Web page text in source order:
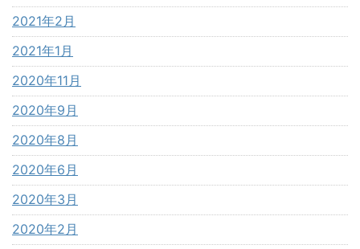
2021年2月
2021年1月
2020年11月
2020年9月
2020年8月
2020年6月
2020年3月
2020年2月